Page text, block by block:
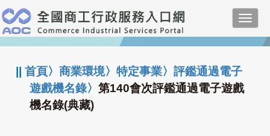
跳
到
主
要
:::
||首頁〉商業環境〉特定事業〉評鑑通過電子
遊戲機名錄〉第140會次評鑑通過電子遊戲
機名錄(典藏)